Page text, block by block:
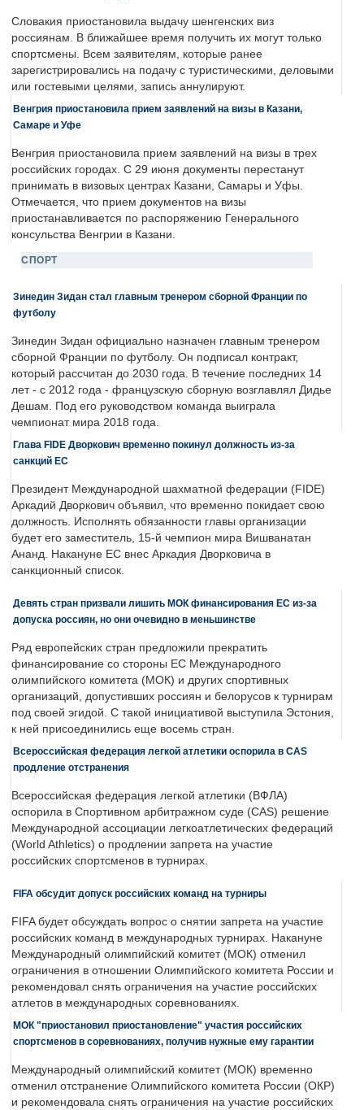
Словакия приостановила выдачу шенгенских виз
россиянам. В ближайшее время получить их могут только
спортсмены. Всем заявителям, которые ранее
зарегистрировались на подачу с туристическими, деловыми
или гостевыми целями, запись аннулируют.
Венгрия приостановила прием заявлений на визы в Казани,
Самаре и Уфе
Венгрия приостановила прием заявлений на визы в трех
российских городах. С 29 июня документы перестанут
принимать в визовых центрах Казани, Самары и Уфы.
Отмечается, что прием документов на визы
приостанавливается по распоряжению Генерального
консульства Венгрии в Казани.
СПОРТ
Зинедин Зидан стал главным тренером сборной Франции по
футболу
Зинедин Зидан официально назначен главным тренером
сборной Франции по футболу. Он подписал контракт,
который рассчитан до 2030 года. В течение последних 14
лет - с 2012 года - французскую сборную возглавлял Дидье
Дешам. Под его руководством команда выиграла
чемпионат мира 2018 года.
Глава FIDE Дворкович временно покинул должность из-за
санкций ЕС
Президент Международной шахматной федерации (FIDE)
Аркадий Дворкович объявил, что временно покидает свою
должность. Исполнять обязанности главы организации
будет его заместитель, 15-й чемпион мира Вишванатан
Ананд. Накануне ЕС внес Аркадия Дворковича в
санкционный список.
Девять стран призвали лишить МОК финансирования ЕС из-за
допуска россиян, но они очевидно в меньшинстве
Ряд европейских стран предложили прекратить
финансирование со стороны ЕС Международного
олимпийского комитета (МОК) и других спортивных
организаций, допустивших россиян и белорусов к турнирам
под своей эгидой. С такой инициативой выступила Эстония,
к ней присоединились еще восемь стран.
Всероссийская федерация легкой атлетики оспорила в CAS
продление отстранения
Всероссийская федерация легкой атлетики (ВФЛА)
оспорила в Спортивном арбитражном суде (CAS) решение
Международной ассоциации легкоатлетических федераций
(World Athletics) о продлении запрета на участие
российских спортсменов в турнирах.
FIFA обсудит допуск российских команд на турниры
FIFA будет обсуждать вопрос о снятии запрета на участие
российских команд в международных турнирах. Накануне
Международный олимпийский комитет (МОК) отменил
ограничения в отношении Олимпийского комитета России и
рекомендовал снять ограничения на участие российских
атлетов в международных соревнованиях.
МОК "приостановил приостановление" участия российских
спортсменов в соревнованиях, получив нужные ему гарантии
Международный олимпийский комитет (МОК) временно
отменил отстранение Олимпийского комитета России (ОКР)
и рекомендовала снять ограничения на участие российских